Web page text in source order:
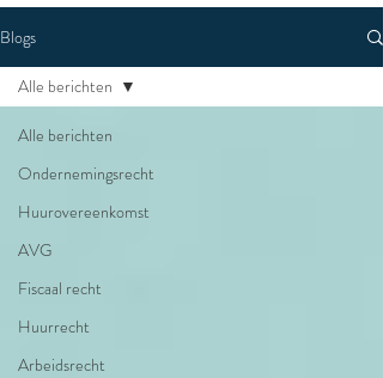
Cliëntenportaal
Blogs
Alle berichten
Ondernemingsrecht
Huurovereenkomst
AVG
Fiscaal recht
Huurrecht
Arbeidsrecht
Alle berichten